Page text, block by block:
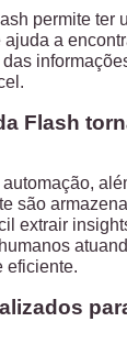
permite ter
a
Flash
são
extrair
eficiente.